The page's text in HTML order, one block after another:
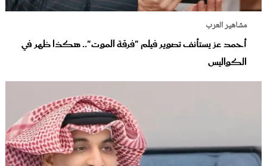
مشاهير العرب
أحمد عز يستأنف تصوير فيلم "فرقة الموت".. هكذا ظهر في
الكواليس